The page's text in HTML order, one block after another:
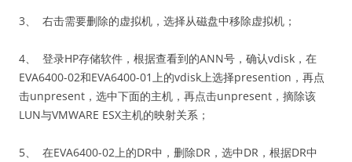
3、 右击需要删除的虚拟机，选择从磁盘中移除虚拟机；
4、 登录HP存储软件，根据查看到的ANN号，确认vdisk，在
EVA6400-02和EVA6400-01上的vdisk上选择presention，再点
击unpresent，选中下面的主机，再点击unpresent，摘除该
LUN与VMWARE ESX主机的映射关系；
5、 在EVA6400-02上的DR中，删除DR，选中DR，根据DR中